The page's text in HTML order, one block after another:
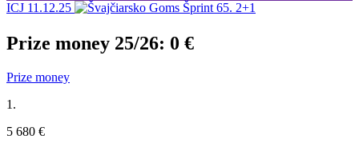
ICJ 11.12.25 Goms Šprint 65. 2+1
Prize money 25/26: 0 €
Prize money
1.
5 680 €